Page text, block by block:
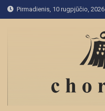
Skip
to
Pirmadienis, 10 rugpjūčio, 2026